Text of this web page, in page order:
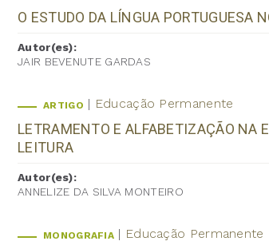
O ESTUDO DA LÍNGUA PORTUGUESA
Autor(es):
JAIR BEVENUTE GARDAS
ARTIGO Educação Permanente
LETRAMENTO E ALFABETIZAÇÃO NA
LEITURA
Autor(es):
ANNELIZE DA SILVA MONTEIRO
MONOGRAFIA Educação Permanente